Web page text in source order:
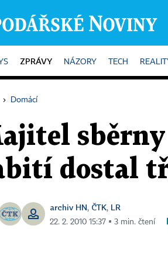
ZPRÁVY NÁZORY TECH
› Domácí
sběrny
dostal
archiv HN, ČTK, LR
22. 2. 2010 15:37 ▪ 3 min. čtení